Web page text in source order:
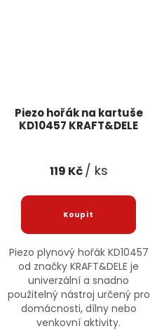
Piezo hořák na kartuše
KD10457 KRAFT&DELE
119 Kč/ ks
Piezo plynový hořák KD10457
od značky KRAFT&DELE je
univerzální a snadno
použitelný nástroj určený pro
domácnosti, dílny nebo
venkovní aktivity.